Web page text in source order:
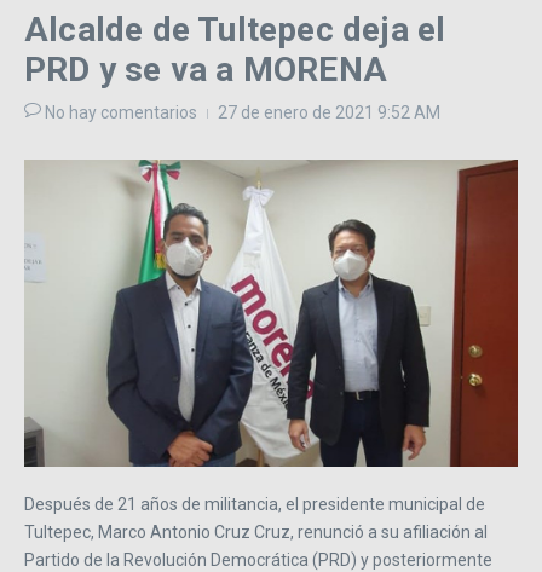
Alcalde de Tultepec deja el
PRD y se va a MORENA
No hay comentarios 27 de enero de 2021 9:52 AM
Después de 21 años de militancia, el presidente municipal de
Tultepec, Marco Antonio Cruz Cruz, renunció a su afiliación al
Partido de la Revolución Democrática (PRD) y posteriormente